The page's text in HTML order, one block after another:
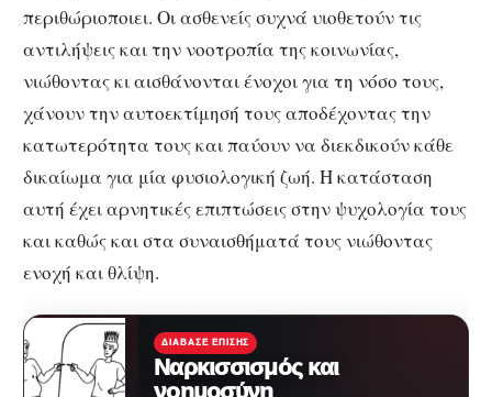
περιθώριοποιει. Οι ασθενείς συχνά υιοθετούν τις
αντιλήψεις και την νοοτροπία της κοινωνίας,
νιώθοντας κι αισθάνονται ένοχοι για τη νόσο τους,
χάνουν την αυτοεκτίμησή τους αποδέχοντας την
κατωτερότητα τους και παύουν να διεκδικούν κάθε
δικαίωμα για μία φυσιολογική ζωή. Η κατάσταση
αυτή έχει αρνητικές επιπτώσεις στην ψυχολογία τους
και καθώς και στα συναισθήματά τους νιώθοντας
ενοχή και θλίψη.
ΔΙΆΒΑΣΕ ΕΠΊΣΗΣ
Nαρκισσισμός και
νοημοσύνη